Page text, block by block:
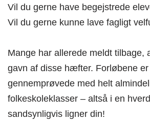
Vil du gerne have begejstrede
Vil du gerne kunne lave fagligt
Mange har allerede meldt tilbage,
gavn af disse hæfter. Forløbene
gennemprøvede med helt
folkeskoleklasser – altså i en
sandsynligvis ligner din!